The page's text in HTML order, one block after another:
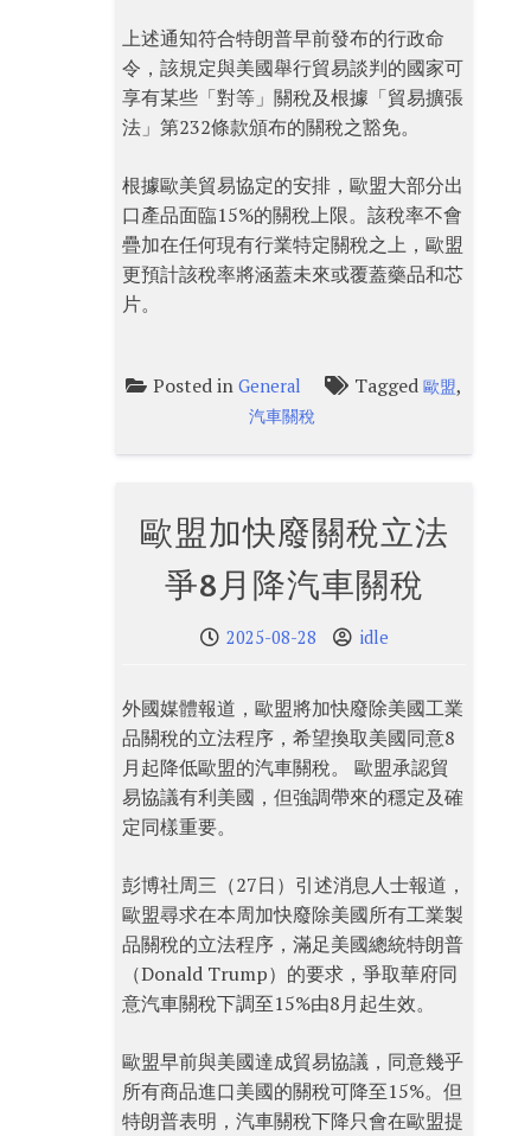
上述通知符合特朗普早前發布的行政命
令，該規定與美國舉行貿易談判的國家可
享有某些「對等」關稅及根據「貿易擴張
法」第232條款頒布的關稅之豁免。
根據歐美貿易協定的安排，歐盟大部分出
口產品面臨15%的關稅上限。該稅率不會
疊加在任何現有行業特定關稅之上，歐盟
更預計該稅率將涵蓋未來或覆蓋藥品和芯
片。
Posted inGeneral Tagged歐盟,
汽車關稅
歐盟加快廢關稅立法
爭8月降汽車關稅
2025-08-28 idle
外國媒體報道，歐盟將加快廢除美國工業
品關稅的立法程序，希望換取美國同意8
月起降低歐盟的汽車關稅。 歐盟承認貿
易協議有利美國，但強調帶來的穩定及確
定同樣重要。
彭博社周三（27日）引述消息人士報道，
歐盟尋求在本周加快廢除美國所有工業製
品關稅的立法程序，滿足美國總統特朗普
（Donald Trump）的要求，爭取華府同
意汽車關稅下調至15%由8月起生效。
歐盟早前與美國達成貿易協議，同意幾乎
所有商品進口美國的關稅可降至15%。但
特朗普表明，汽車關稅下降只會在歐盟提